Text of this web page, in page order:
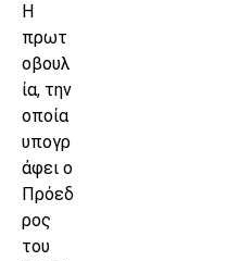
Η
πρωτ
οβουλ
ία, την
οποία
υπογρ
άφει ο
Πρόεδ
ρος
του